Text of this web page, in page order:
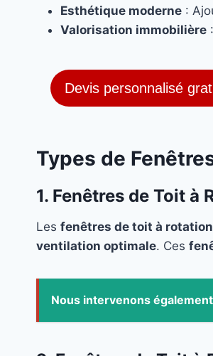
Esthétique moderne :
Valorisation immobilière
Devis personnalisé
Types de
1. Fenêtres de Toit à
Les fenêtres de toit à rotation
ventilation optimale. Ces
Nous intervenons